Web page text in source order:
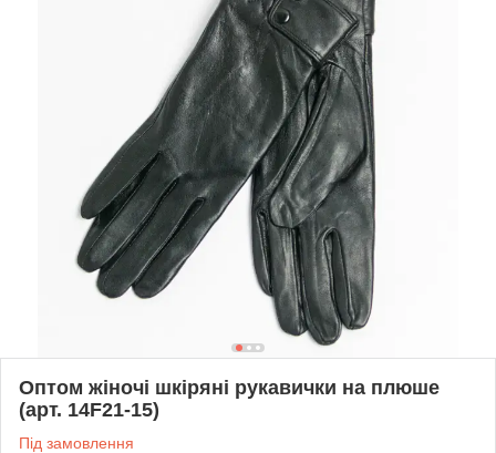
Оптом жіночі шкіряні рукавички на плюше
(арт. 14F21-15)
Під замовлення